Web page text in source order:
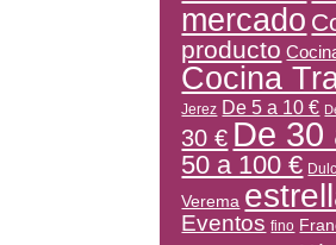
mercado
producto
Cocina
Jerez De 5 a 10 €
30 € De 30
50 a 100 €
Verema
Eventos fino